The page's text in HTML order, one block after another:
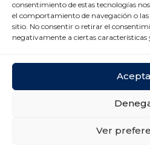
consentimiento de estas tecnologías
el comportamiento de navegación o
sitio. No consentir o retirar el
negativamente a ciertas características
Ver